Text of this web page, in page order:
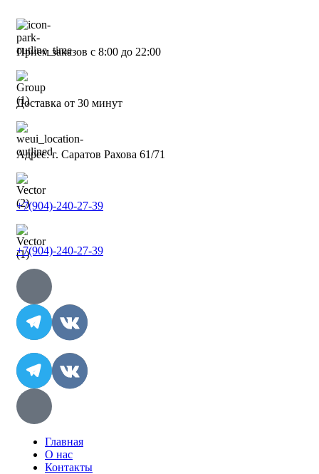
Прием заказов с 8:00 до 22:00
Доставка от 30 минут
Адрес: г. Саратов Рахова 61/71
+7(904)-240-27-39
+7(904)-240-27-39
Главная
О нас
Контакты